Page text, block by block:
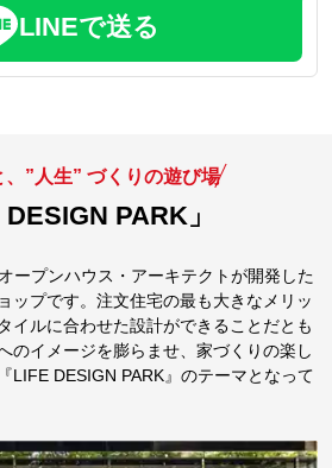
LINEで送る
”人生” づくりの遊び場
DESIGN PARK」
ープンハウス・アーキテクトが開発した
ップです。注文住宅の最も大きなメリッ
イルに合わせた設計ができることだとも
のイメージを膨らませ、家づくりの楽し
LIFE DESIGN PARK』のテーマとなって